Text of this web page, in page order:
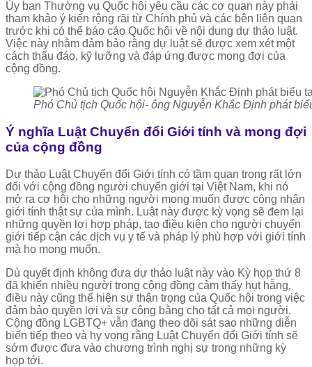
Ủy ban Thường vụ Quốc hội yêu cầu các cơ quan này phải
tham khảo ý kiến rộng rãi từ Chính phủ và các bên liên quan
trước khi có thể báo cáo Quốc hội về nội dung dự thảo luật.
Việc này nhằm đảm bảo rằng dự luật sẽ được xem xét một
cách thấu đáo, kỹ lưỡng và đáp ứng được mong đợi của
cộng đồng.
Phó Chủ tịch Quốc hội- ông Nguyễn Khắc Định phát
Ý nghĩa Luật Chuyển đổi Giới tính và mong đợi
của cộng đồng
Dự thảo Luật Chuyển đổi Giới tính có tầm quan trọng rất lớn
đối với cộng đồng người chuyển giới tại Việt Nam, khi nó
mở ra cơ hội cho những người mong muốn được công nhận
giới tính thật sự của mình. Luật này được kỳ vọng sẽ đem lại
những quyền lợi hợp pháp, tạo điều kiện cho người chuyển
giới tiếp cận các dịch vụ y tế và pháp lý phù hợp với giới tính
mà họ mong muốn.
Dù quyết định không đưa dự thảo luật này vào Kỳ họp thứ 8
đã khiến nhiều người trong cộng đồng cảm thấy hụt hẫng,
điều này cũng thể hiện sự thận trọng của Quốc hội trong việc
đảm bảo quyền lợi và sự công bằng cho tất cả mọi người.
Cộng đồng LGBTQ+ vẫn đang theo dõi sát sao những diễn
biến tiếp theo và hy vọng rằng Luật Chuyển đổi Giới tính sẽ
sớm được đưa vào chương trình nghị sự trong những kỳ
họp tới.